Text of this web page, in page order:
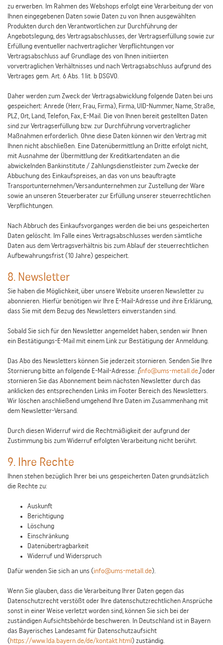
zu erwerben. Im Rahmen des Webshops erfolgt eine Verarbeitung der von
Ihnen eingegebenen Daten sowie Daten zu von Ihnen ausgewählten
Produkten durch den Verantwortlichen zur Durchführung der
Angebotslegung, des Vertragsabschlusses, der Vertragserfüllung sowie zur
Erfüllung eventueller nachvertraglicher Verpflichtungen vor
Vertragsabschluss auf Grundlage des von Ihnen initiierten
vorvertraglichen Verhältnisses und nach Vertragsabschluss aufgrund des
Vertrages gem. Art. 6 Abs. 1 lit. b DSGVO.
Daher werden zum Zweck der Vertragsabwicklung folgende Daten bei uns
gespeichert: Anrede (Herr, Frau, Firma), Firma, UID-Nummer, Name, Straße,
PLZ, Ort, Land, Telefon, Fax, E-Mail. Die von Ihnen bereit gestellten Daten
sind zur Vertragserfüllung bzw. zur Durchführung vorvertraglicher
Maßnahmen erforderlich. Ohne diese Daten können wir den Vertrag mit
Ihnen nicht abschließen. Eine Datenübermittlung an Dritte erfolgt nicht,
mit Ausnahme der Übermittlung der Kreditkartendaten an die
abwickelnden Bankinstitute / Zahlungsdienstleister zum Zwecke der
Abbuchung des Einkaufspreises, an das von uns beauftragte
Transportunternehmen/Versandunternehmen zur Zustellung der Ware
sowie an unseren Steuerberater zur Erfüllung unserer steuerrechtlichen
Verpflichtungen.
Nach Abbruch des Einkaufsvorganges werden die bei uns gespeicherten
Daten gelöscht. Im Falle eines Vertragsabschlusses werden sämtliche
Daten aus dem Vertragsverhältnis bis zum Ablauf der steuerrechtlichen
Aufbewahrungsfrist (10 Jahre) gespeichert.
8. Newsletter
Sie haben die Möglichkeit, über unsere Website unseren Newsletter zu
abonnieren. Hierfür benötigen wir Ihre E-Mail-Adresse und ihre Erklärung,
dass Sie mit dem Bezug des Newsletters einverstanden sind.
Sobald Sie sich für den Newsletter angemeldet haben, senden wir Ihnen
ein Bestätigungs-E-Mail mit einem Link zur Bestätigung der Anmeldung.
Das Abo des Newsletters können Sie jederzeit stornieren. Senden Sie Ihre
Stornierung bitte an folgende E-Mail-Adresse: [info@ums-metall.de ]oder
stornieren Sie das Abonnement beim nächsten Newsletter durch das
anklicken des entsprechenden Links im Footer Bereich des Newsletters.
Wir löschen anschließend umgehend Ihre Daten im Zusammenhang mit
dem Newsletter-Versand.
Durch diesen Widerruf wird die Rechtmäßigkeit der aufgrund der
Zustimmung bis zum Widerruf erfolgten Verarbeitung nicht berührt.
9. Ihre Rechte
Ihnen stehen bezüglich Ihrer bei uns gespeicherten Daten grundsätzlich
die Rechte zu:
Auskunft
Berichtigung
Löschung
Einschränkung
Datenübertragbarkeit
Widerruf und Widerspruch
Dafür wenden Sie sich an uns (info@ums-metall.de).
Wenn Sie glauben, dass die Verarbeitung Ihrer Daten gegen das
Datenschutzrecht verstößt oder Ihre datenschutzrechtlichen Ansprüche
sonst in einer Weise verletzt worden sind, können Sie sich bei der
zuständigen Aufsichtsbehörde beschweren. In Deutschland ist in Bayern
das Bayerisches Landesamt für Datenschutzaufsicht
( https://www.lda.bayern.de/de/kontakt.html ) zuständig.